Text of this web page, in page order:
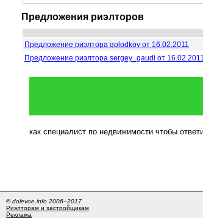
Предложения риэлторов
Предложение риэлтора golodkov от 16.02.2011
Предложение риэлтора sergey_gaudi от 16.02.2011
как специалист по недвижимости чтобы
© dolevoe.info 2006–2017
Риэлторам и застройщикам
Реклама